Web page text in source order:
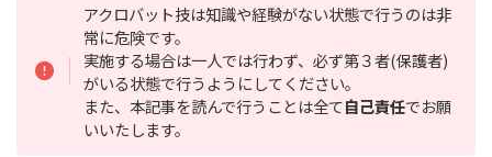
アクロバット技は知識や経験がない状態で行うのは非
常に危険です。
実施する場合は一人では行わず、必ず第３者(保護者)
がいる状態で行うようにしてください。
また、本記事を読んで行うことは全て自己責任でお願
いいたします。